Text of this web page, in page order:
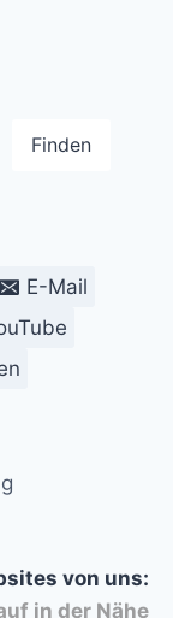
Finden
E-Mail
von uns:
in der Nähe